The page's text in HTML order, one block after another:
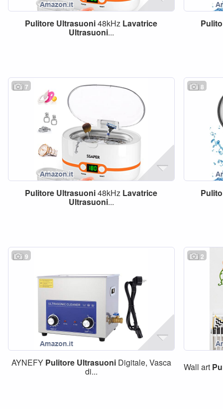
Pulitore Ultrasuoni48kHz Lavatrice
Ultrasuoni...
7
Pulitore Ultrasuoni48kHz Lavatrice
Ultrasuoni...
8
9
AYNEFY Pulitore UltrasuoniDigitale, Vasca
di...
2
Wall art